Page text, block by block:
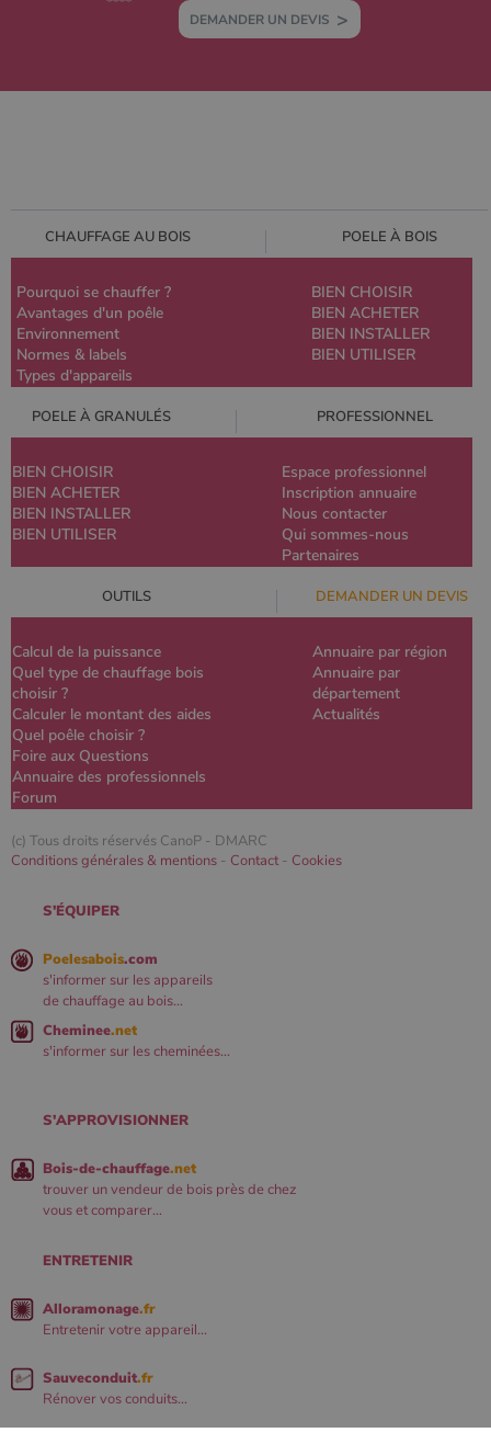
DEMANDER UN DEVIS
CHAUFFAGE AU BOIS POELE À BOIS
Pourquoi se chauffer ?
Avantages d'un poêle
Environnement
Normes & labels
Types d'appareils
BIEN CHOISIR
BIEN ACHETER
BIEN INSTALLER
BIEN UTILISER
POELE À GRANULÉS PROFESSIONNEL
BIEN CHOISIR
BIEN ACHETER
BIEN INSTALLER
BIEN UTILISER
Espace professionnel
Inscription annuaire
Nous contacter
Qui sommes-nous
Partenaires
OUTILS DEMANDER UN DEVIS
Calcul de la puissance
Quel type de chauffage bois
choisir ?
Calculer le montant des aides
Quel poêle choisir ?
Foire aux Questions
Annuaire des professionnels
Forum
Annuaire par région
Annuaire par
département
Actualités
(c) Tous droits réservés CanoP - DMARC
Conditions générales & mentions - Contact - Cookies
S'ÉQUIPER
Poelesabois.com
s'informer sur les appareils
de chauffage au bois...
Cheminee.net
s'informer sur les cheminées...
S'APPROVISIONNER
Bois-de-chauffage.net
trouver un vendeur de bois près de chez
vous et comparer...
ENTRETENIR
Alloramonage.fr
Entretenir votre appareil...
Sauveconduit.fr
Rénover vos conduits...